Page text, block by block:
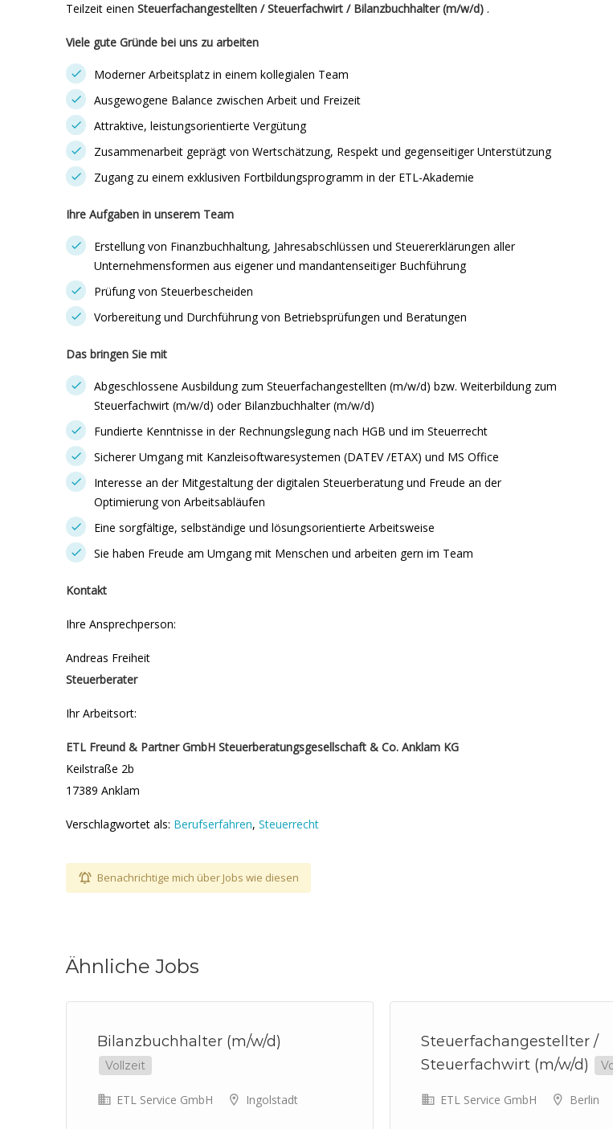
Teilzeit einen Steuerfachangestellten / Steuerfachwirt / Bilanzbuchhalter (m/w/d) .
Viele gute Gründe bei uns zu arbeiten
Moderner Arbeitsplatz in einem kollegialen Team
Ausgewogene Balance zwischen Arbeit und Freizeit
Attraktive, leistungsorientierte Vergütung
Zusammenarbeit geprägt von Wertschätzung, Respekt und gegenseitiger Unterstützung
Zugang zu einem exklusiven Fortbildungsprogramm in der ETL-Akademie
Ihre Aufgaben in unserem Team
Erstellung von Finanzbuchhaltung, Jahresabschlüssen und Steuererklärungen aller
Unternehmensformen aus eigener und mandantenseitiger Buchführung
Prüfung von Steuerbescheiden
Vorbereitung und Durchführung von Betriebsprüfungen und Beratungen
Das bringen Sie mit
Abgeschlossene Ausbildung zum Steuerfachangestellten (m/w/d) bzw. Weiterbildung zum
Steuerfachwirt (m/w/d) oder Bilanzbuchhalter (m/w/d)
Fundierte Kenntnisse in der Rechnungslegung nach HGB und im Steuerrecht
Sicherer Umgang mit Kanzleisoftwaresystemen (DATEV /ETAX) und MS Office
Interesse an der Mitgestaltung der digitalen Steuerberatung und Freude an der
Optimierung von Arbeitsabläufen
Eine sorgfältige, selbständige und lösungsorientierte Arbeitsweise
Sie haben Freude am Umgang mit Menschen und arbeiten gern im Team
Kontakt
Ihre Ansprechperson:
Andreas Freiheit
Steuerberater
Ihr Arbeitsort:
ETL Freund & Partner GmbH Steuerberatungsgesellschaft & Co. Anklam KG
Keilstraße 2b
17389 Anklam
Verschlagwortet als: Berufserfahren, Steuerrecht
Benachrichtige mich über Jobs wie diesen
Ähnliche Jobs
Bilanzbuchhalter (m/w/d)
Vollzeit
ETL Service GmbH Ingolstadt
Steuerfachangestellter /
Steuerfachwirt (m/w/d)
ETL Service GmbH Berlin